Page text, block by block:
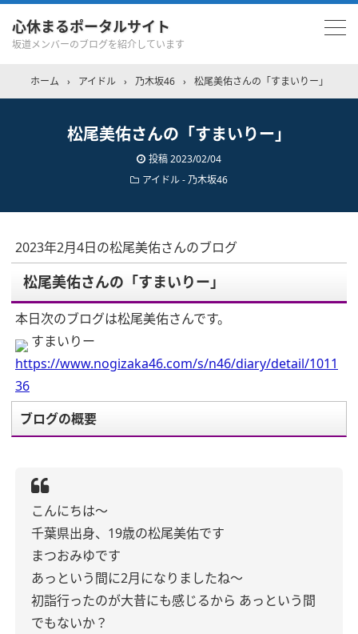
心休まるポータルサイト
坂道メンバーのブログを紹介しています
ホーム › アイドル › 乃木坂46 › 松尾美佑さんの「すまいりー」
松尾美佑さんの「すまいりー」
投稿2023/02/04
アイドル - 乃木坂46
2023年2月4日の松尾美佑さんのブログ
松尾美佑さんの「すまいりー」
本日次のブログは松尾美佑さんです。
すまいりー
https://www.nogizaka46.com/s/n46/diary/detail/1011
36
ブログの概要
こんにちは〜
千葉県出身、19歳の松尾美佑です
まつおみゆです
あっという間に2月になりましたね〜
初詣行ったのが大昔にも感じるから あっという間
でもないか？